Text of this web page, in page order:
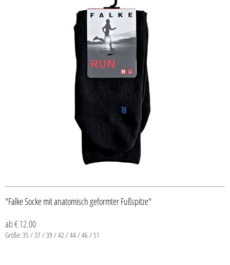
"Falke Socke mit anatomisch geformter Fußspitze"
ab € 12.00
Größe: 35 / 37 / 39 / 42 / 44 / 46 / 51